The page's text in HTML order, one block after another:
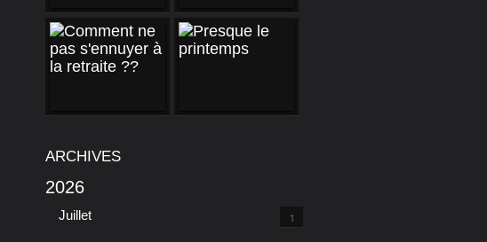
ARCHIVES
2026
Juillet 1